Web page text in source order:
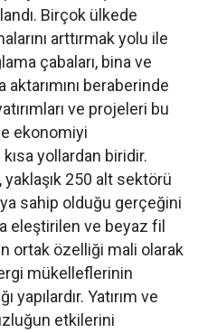
Birçok ülkede
arttırmak yolu ile
çabaları, bina ve
beraberinde
ve projeleri bu
ekonomiyi
yollardan biridir.
250 alt sektörü
sahip olduğu gerçeğini
eleştirilen ve beyaz fil
ortak özelliği mali olarak
mükelleflerinin
yapılardır. Yatırım ve
etkilerini